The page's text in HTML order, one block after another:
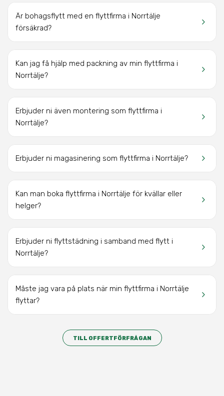
keyboard_arrow_right
Är bohagsflytt med en flyttfirma i Norrtälje
försäkrad?
keyboard_arrow_right
Kan jag få hjälp med packning av min flyttfirma i
Norrtälje?
keyboard_arrow_right
Erbjuder ni även montering som flyttfirma i
Norrtälje?
keyboard_arrow_right
Erbjuder ni magasinering som flyttfirma i Norrtälje?
keyboard_arrow_right
Kan man boka flyttfirma i Norrtälje för kvällar eller
helger?
keyboard_arrow_right
Erbjuder ni flyttstädning i samband med flytt i
Norrtälje?
keyboard_arrow_right
Måste jag vara på plats när min flyttfirma i Norrtälje
flyttar?
TILL OFFERTFÖRFRÅGAN